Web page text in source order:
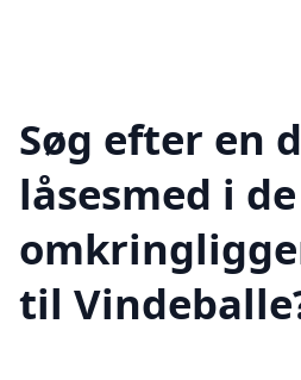
Søg efter en
låsesmed i de
til